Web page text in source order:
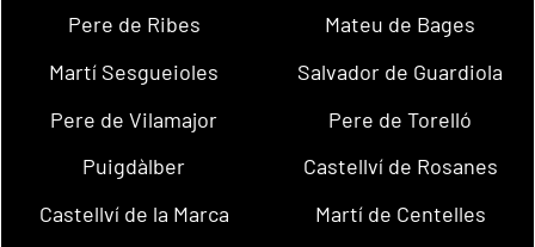
Pere de Ribes
Mateu de Bages
Martí Sesgueioles
Salvador de Guardiola
Pere de Vilamajor
Pere de Torelló
Puigdàlber
Castellví de Rosanes
Castellví de la Marca
Martí de Centelles